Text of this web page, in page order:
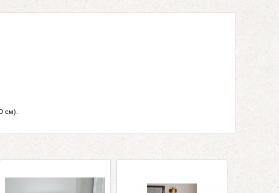
см).